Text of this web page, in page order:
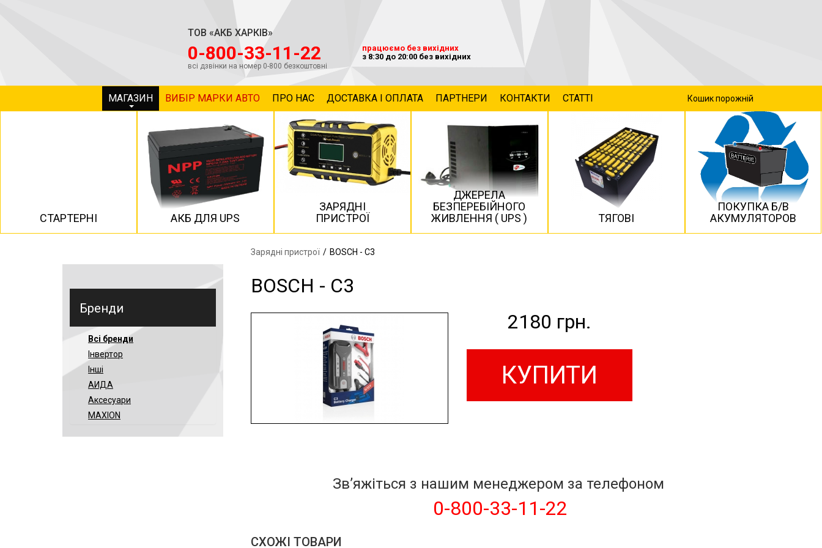
ТОВ «АКБ ХАРКІВ»
‎0-800-33-11-22
всі дзвінки на номер 0-800 безкоштовні
працюємо без вихідних
з 8:30 до 20:00 без вихідних
МАГАЗИН ВИБІР МАРКИ АВТО ПРО НАС ДОСТАВКА І ОПЛАТА ПАРТНЕРИ КОНТАКТИ СТАТТІ Кошик порожній
СТАРТЕРНІ АКБ ДЛЯ UPS
ЗАРЯДНІ
ПРИСТРОЇ
ДЖЕРЕЛА
БЕЗПЕРЕБІЙНОГО
ЖИВЛЕННЯ ( UPS )
ТЯГОВІ
ПОКУПКА Б/В
АКУМУЛЯТОРОВ
Бренди
Всі бренди
Інвертор
Інші
АИДА
Аксесуари
MAXION
Зарядні пристрої / BOSCH - C3
BOSCH - C3
2180 грн.
КУПИТИ
Звʼяжіться з нашим менеджером за телефоном
0-800-33-11-22
СХОЖІ ТОВАРИ